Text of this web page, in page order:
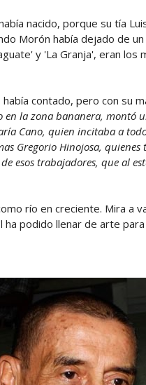
nacido, porque su tía
Morón había dejado de
y 'La Granja', eran
contado, pero con su
la zona bananera, montó
Cano, quien incitaba a
Gregorio Hinojosa,
esos trabajadores, que al
río en creciente. Mira a
ha podido llenar de arte